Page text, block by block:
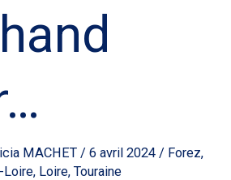
MACHET / 6 avril 2024 / Forez,
Loire, Loire, Touraine